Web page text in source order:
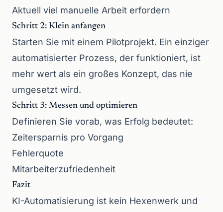
Aktuell viel manuelle Arbeit erfordern
Schritt 2: Klein anfangen
Starten Sie mit einem Pilotprojekt. Ein einziger
automatisierter Prozess, der funktioniert, ist
mehr wert als ein großes Konzept, das nie
umgesetzt wird.
Schritt 3: Messen und optimieren
Definieren Sie vorab, was Erfolg bedeutet:
Zeitersparnis pro Vorgang
Fehlerquote
Mitarbeiterzufriedenheit
Fazit
KI-Automatisierung ist kein Hexenwerk und